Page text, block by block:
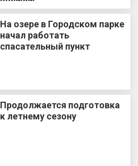
На озере в Городском парке
начал работать
спасательный пункт
Продолжается подготовка
к летнему сезону